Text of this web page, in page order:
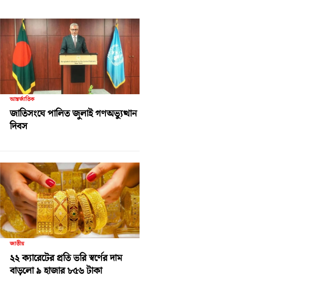
আন্তর্জাতিক
জাতিসংঘে পালিত জুলাই গণঅভ্যুত্থান
দিবস
জাতীয়
২২ ক্যারেটের প্রতি ভরি স্বর্ণের দাম
বাড়লো ৯ হাজার ৮৫৬ টাকা